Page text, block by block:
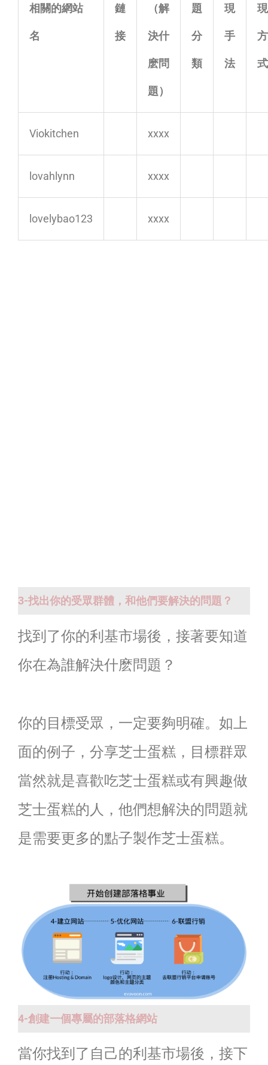
相關的網站
名
鏈
接
（解
決什
麽問
題）
題
分
類
現
手
法
現
方
式
Viokitchen xxxx
lovahlynn xxxx
lovelybao123 xxxx
3-找出你的受眾群體，和他們要解決的問題？
找到了你的利基市場後，接著要知道
你在為誰解決什麽問題？
你的目標受眾，一定要夠明確。如上
面的例子，分享芝士蛋糕，目標群眾
當然就是喜歡吃芝士蛋糕或有興趣做
芝士蛋糕的人，他們想解決的問題就
是需要更多的點子製作芝士蛋糕。
4-創建一個專屬的部落格網站
當你找到了自己的利基市場後，接下